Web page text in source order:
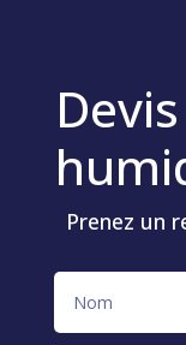
Prenez un